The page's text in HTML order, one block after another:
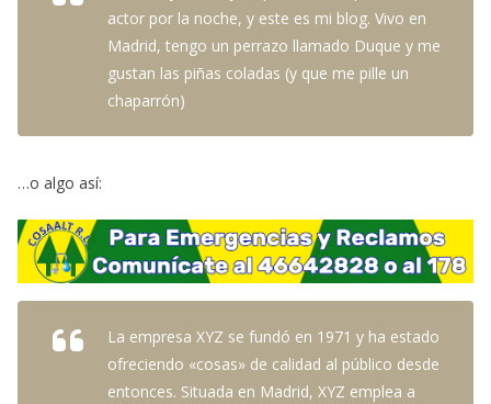
actor por la noche, y este es mi blog. Vivo en
Madrid, tengo un perrazo llamado Duque y me
gustan las piñas coladas (y que me pille un
chaparrón)
…o algo así:
La empresa XYZ se fundó en 1971 y ha estado
ofreciendo «cosas» de calidad al público desde
entonces. Situada en Madrid, XYZ emplea a